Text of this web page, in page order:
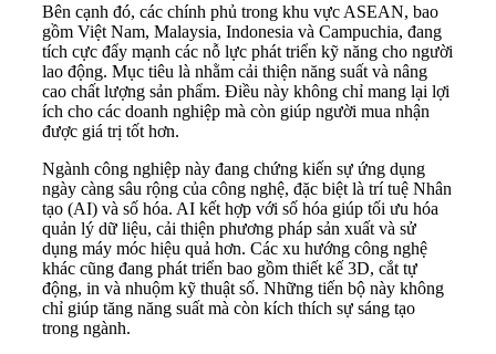
Bên cạnh đó, các chính phủ trong khu vực ASEAN, bao
gồm Việt Nam, Malaysia, Indonesia và Campuchia, đang
tích cực đẩy mạnh các nỗ lực phát triển kỹ năng cho người
lao động. Mục tiêu là nhằm cải thiện năng suất và nâng
cao chất lượng sản phẩm. Điều này không chỉ mang lại lợi
ích cho các doanh nghiệp mà còn giúp người mua nhận
được giá trị tốt hơn.
Ngành công nghiệp này đang chứng kiến sự ứng dụng
ngày càng sâu rộng của công nghệ, đặc biệt là trí tuệ Nhân
tạo (AI) và số hóa. AI kết hợp với số hóa giúp tối ưu hóa
quản lý dữ liệu, cải thiện phương pháp sản xuất và sử
dụng máy móc hiệu quả hơn. Các xu hướng công nghệ
khác cũng đang phát triển bao gồm thiết kế 3D, cắt tự
động, in và nhuộm kỹ thuật số. Những tiến bộ này không
chỉ giúp tăng năng suất mà còn kích thích sự sáng tạo
trong ngành.